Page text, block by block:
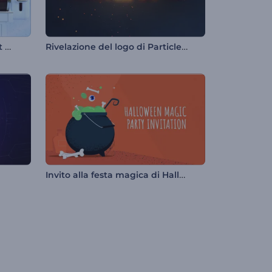
Rivelazione del logo della slot machine Rivelazione del logo di Particle Burst
Invito alla festa magica di Halloween